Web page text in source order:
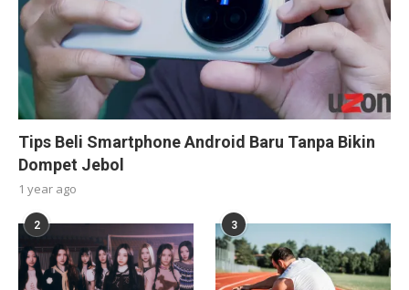
Tips Beli Smartphone Android Baru Tanpa Bikin
Dompet Jebol
1 year ago
2 3